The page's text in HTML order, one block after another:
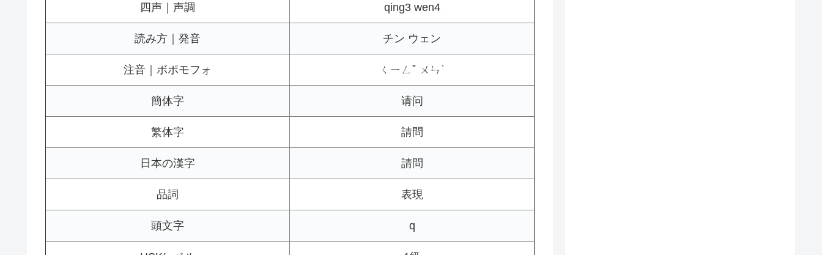
四声｜声調 qing3 wen4
読み方｜発音 チン ウェン
注音｜ボポモフォ ㄑㄧㄥˇ ㄨㄣˋ
簡体字 请问
繁体字 請問
日本の漢字 請問
品詞 表現
頭文字 q